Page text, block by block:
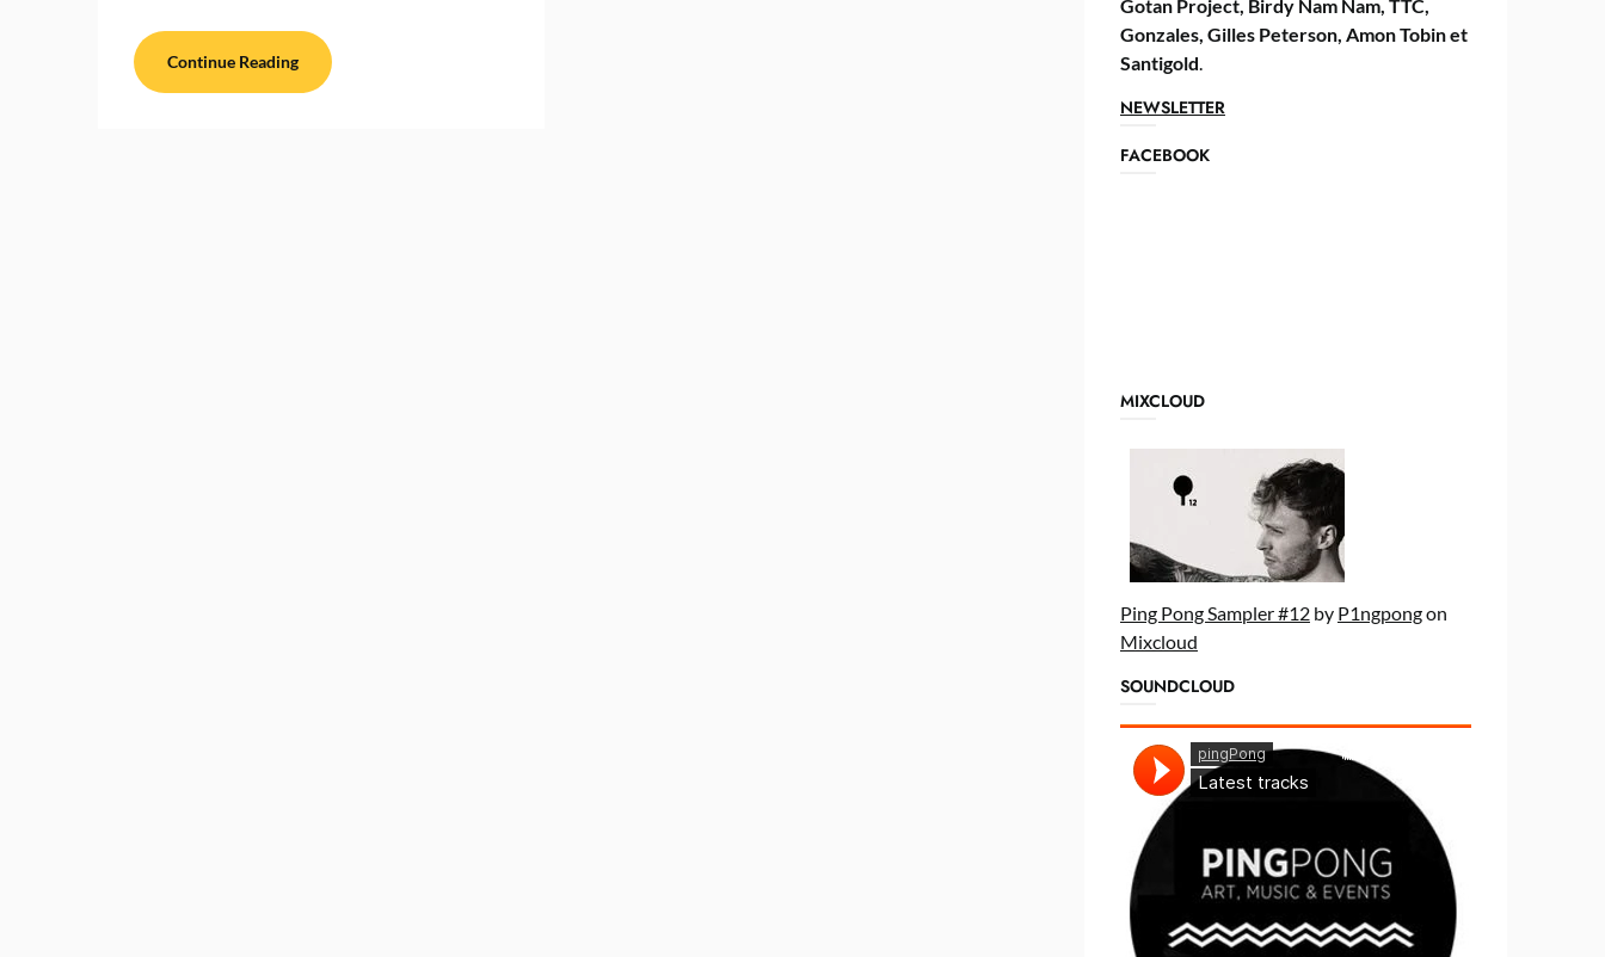
Continue Reading
Gotan Project, Birdy Nam Nam, TTC,
Gonzales, Gilles Peterson, Amon Tobin et
Santigold.
NEWSLETTER
FACEBOOK
MIXCLOUD
Ping Pong Sampler #12by P1ngpongon
Mixcloud
SOUNDCLOUD